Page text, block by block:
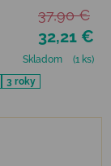
32,21 €
37,90 €
Skladom
(1 ks)
3 roky